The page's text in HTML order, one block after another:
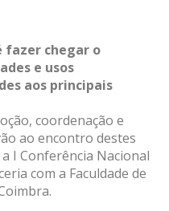
fazer chegar o
e usos
aos principais
coordenação e
ao encontro destes
I Conferência Nacional
com a Faculdade de